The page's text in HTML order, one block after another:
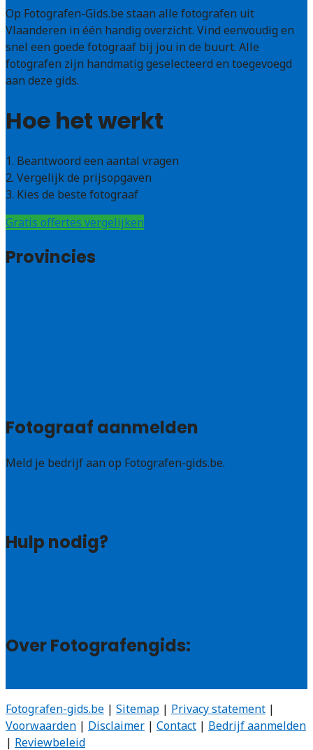
Op Fotografen-Gids.be staan alle fotografen uit
Vlaanderen in één handig overzicht. Vind eenvoudig en
snel een goede fotograaf bij jou in de buurt. Alle
fotografen zijn handmatig geselecteerd en toegevoegd
aan deze gids.
Hoe het werkt
1. Beantwoord een aantal vragen
2. Vergelijk de prijsopgaven
3. Kies de beste fotograaf
Gratis offertes vergelijken
Provincies
Fotograaf aanmelden
Meld je bedrijf aan op Fotografen-gids.be.
Hulp nodig?
Over Fotografengids:
Fotografen-gids.be | Sitemap | Privacy statement |
Voorwaarden | Disclaimer | Contact | Bedrijf aanmelden
| Reviewbeleid